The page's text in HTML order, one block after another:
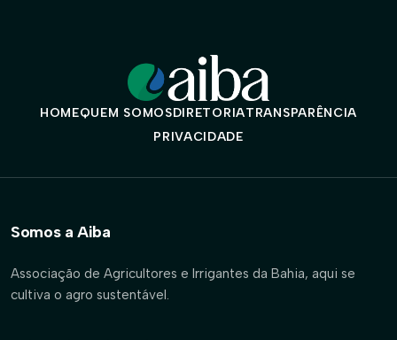
HOMEQUEM SOMOSDIRETORIATRANSPARÊNCIA
PRIVACIDADE
Somos a Aiba
Associação de Agricultores e Irrigantes da Bahia, aqui se
cultiva o agro sustentável.